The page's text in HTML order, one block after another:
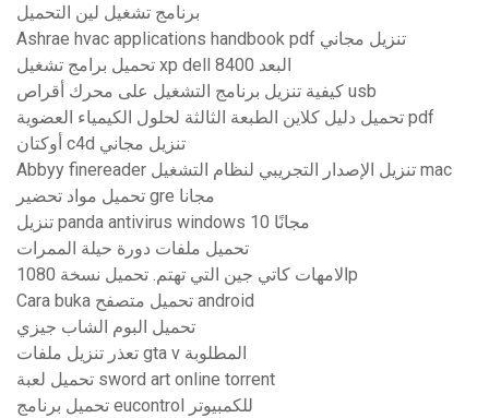
برنامج تشغيل لين التحميل
Ashrae hvac applications handbook pdf تنزيل مجاني
تحميل برامج تشغيل xp dell البعد 8400
كيفية تنزيل برنامج التشغيل على محرك أقراص usb
تحميل دليل كلاين الطبعة الثالثة لحلول الكيمياء العضوية pdf
أوكتان c4d تنزيل مجاني
Abbyy finereader تنزيل الإصدار التجريبي لنظام التشغيل mac
تحميل مواد تحضير gre مجانا
تنزيل panda antivirus windows 10 مجانًا
تحميل ملفات دورة حيلة الممرات
الامهات كاتي جين التي تهتم. تحميل نسخة 1080p
Cara buka تحميل متصفح android
تحميل البوم الشاب جيزي
تعذر تنزيل ملفات gta v المطلوبة
تحميل لعبة sword art online torrent
تحميل برنامج eucontrol للكمبيوتر